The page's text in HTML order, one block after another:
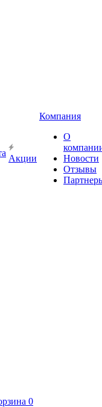
Акции
Компания
О
Новости
Отзывы
0